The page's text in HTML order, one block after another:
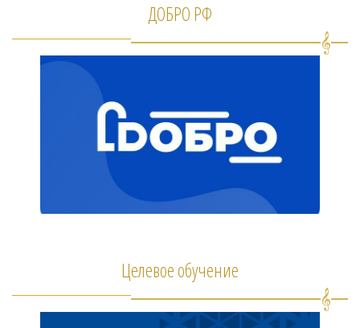
ДОБРО РФ
Целевое обучение